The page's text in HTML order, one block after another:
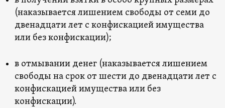
(наказывается лишением свободы от семи до
двенадцати лет с конфискацией имущества
или без конфискации);
в отмывании денег (наказывается лишением
свободы на срок от шести до двенадцати лет с
конфискацией имущества или без
конфискации).